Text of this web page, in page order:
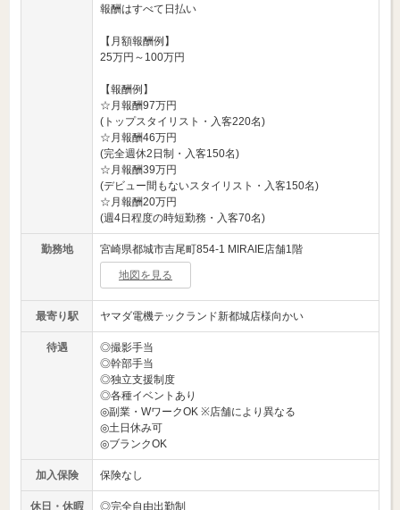
報酬はすべて日払い
【月額報酬例】
25万円～100万円
【報酬例】
☆月報酬97万円
(トップスタイリスト・入客220名)
☆月報酬46万円
(完全週休2日制・入客150名)
☆月報酬39万円
(デビュー間もないスタイリスト・入客150名)
☆月報酬20万円
(週4日程度の時短勤務・入客70名)
勤務地 宮崎県都城市吉尾町854-1 MIRAIE店舗1階
地図を見る
最寄り駅 ヤマダ電機テックランド新都城店様向かい
待遇
◎撮影手当
◎幹部手当
◎独立支援制度
◎各種イベントあり
◎副業・WワークOK ※店舗により異なる
◎土日休み可
◎ブランクOK
加入保険 保険なし
休日・休暇 ◎完全自由出勤制